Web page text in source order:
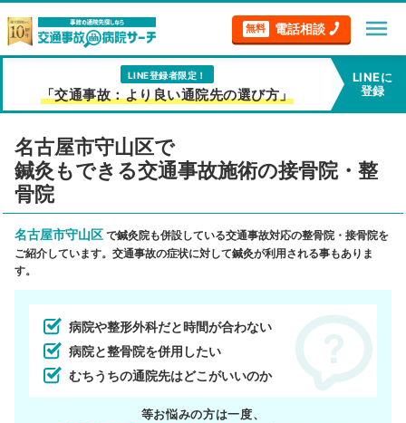
無料 電話相談 menu
LINE登録者限定！
「交通事故：より良い通院先の選び方」
LINEに
登録
名古屋市守山区で
鍼灸もできる交通事故施術の接骨院・整
骨院
名古屋市守山区 で鍼灸院も併設している交通事故対応の整骨院・接骨院を
ご紹介しています。交通事故の症状に対して鍼灸が利用される事もありま
す。
病院や整形外科だと時間が合わない
病院と整骨院を併用したい
むちうちの通院先はどこがいいのか
等お悩みの方は一度、